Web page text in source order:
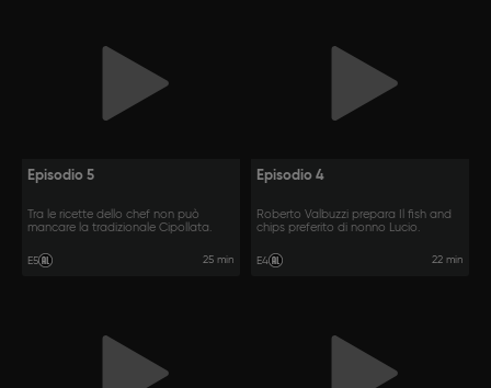
Episodio 5
Tra le ricette dello chef non può
mancare la tradizionale Cipollata.
E5 25 min
Episodio 4
Roberto Valbuzzi prepara Il fish and
chips preferito di nonno Lucio.
E4 22 min